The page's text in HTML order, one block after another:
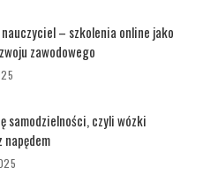
nauczyciel – szkolenia online jako
zawodowego
samodzielności, czyli wózki